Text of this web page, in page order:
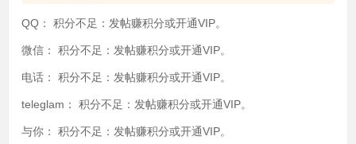
QQ： 积分不足：发帖赚积分或开通VIP。
微信： 积分不足：发帖赚积分或开通VIP。
电话： 积分不足：发帖赚积分或开通VIP。
teleglam： 积分不足：发帖赚积分或开通VIP。
与你： 积分不足：发帖赚积分或开通VIP。